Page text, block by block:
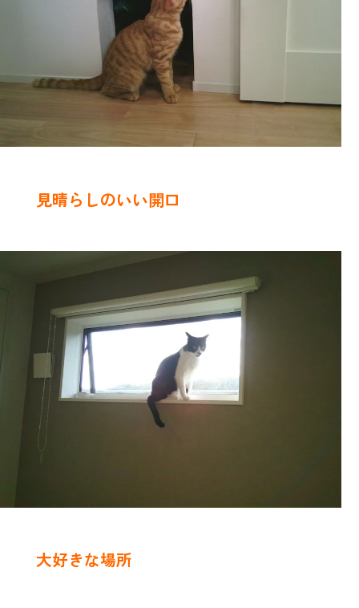
見晴らしのいい開口
大好きな場所